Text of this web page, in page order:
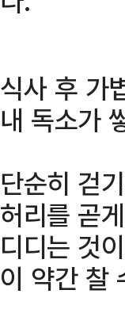
식사 후 가
내 독소가
단순히 걷
허리를 곧
디디는 것
이 약간 찰